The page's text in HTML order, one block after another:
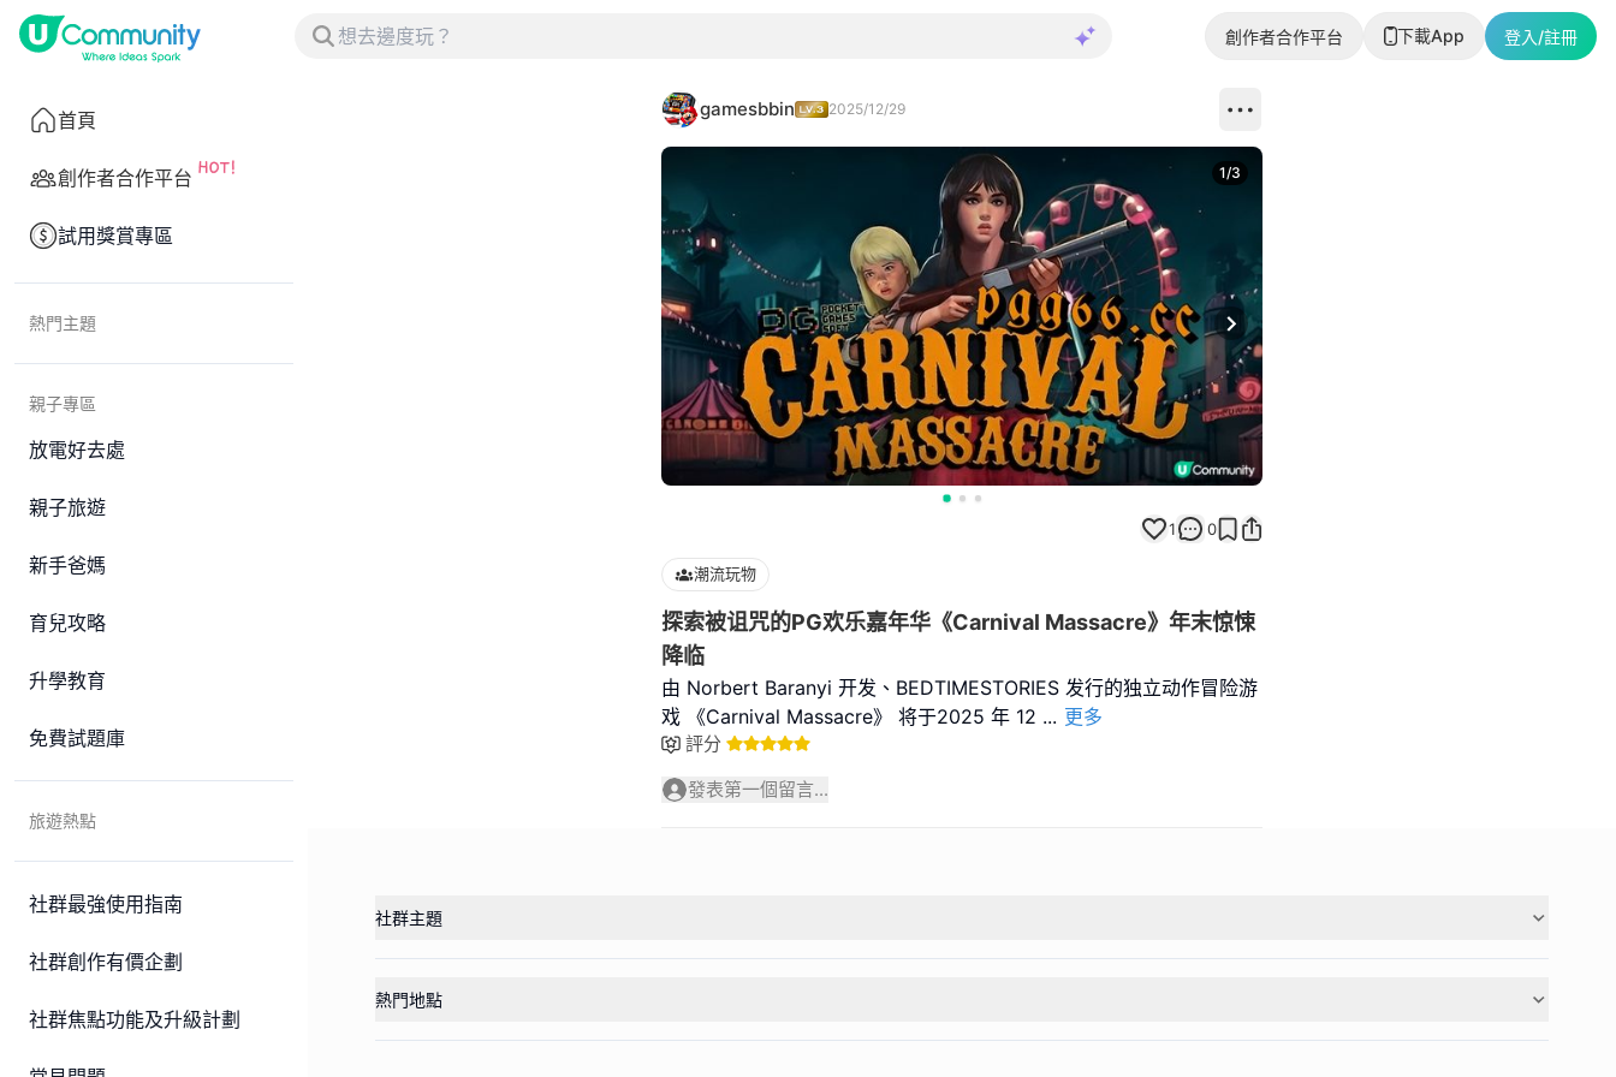
創作者合作平台 下載App 登入/註冊
首頁
創作者合作平台
試用獎賞專區
熱門主題
親子專區
放電好去處
親子旅遊
新手爸媽
育兒攻略
升學教育
免費試題庫
旅遊熱點
社群最強使用指南
社群創作有價企劃
社群焦點功能及升級計劃
gamesbbin 2025/12/29
Next slide
1/3
1 0
潮流玩物
探索被诅咒的PG欢乐嘉年华《Carnival Massacre》年末惊悚
降临
由 Norbert Baranyi 开发、BEDTIMESTORIES 发行的独立动作冒险游
戏 《Carnival Massacre》 将于2025 年 12 ... 更多
評分
發表第一個留言...
社群主題
熱門地點